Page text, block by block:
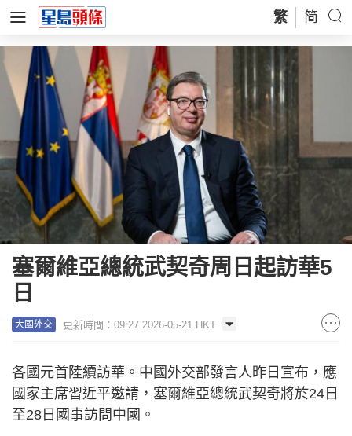
繁 简
塞爾維亞總統武契奇周日起訪華5
日
大國外交 更新時間：09:27 2026-05-21 HKT
各國元首陸續訪華。中國外交部發言人昨日宣布，應
國家主席習近平邀請，塞爾維亞總統武契奇將於24日
至28日國事訪問中國。